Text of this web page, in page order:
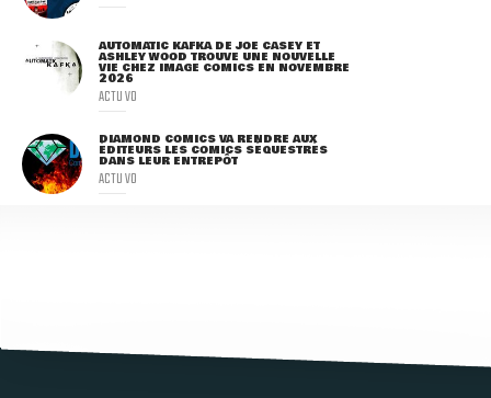
AUTOMATIC KAFKA DE JOE CASEY ET
ASHLEY WOOD TROUVE UNE NOUVELLE
VIE CHEZ IMAGE COMICS EN NOVEMBRE
2026
ACTU VO
DIAMOND COMICS VA RENDRE AUX
ÉDITEURS LES COMICS SÉQUESTRÉS
DANS LEUR ENTREPÔT
ACTU VO